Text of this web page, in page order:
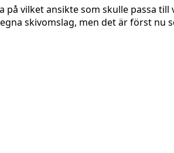
vilket ansikte som skulle passa till
skivomslag, men det är först nu